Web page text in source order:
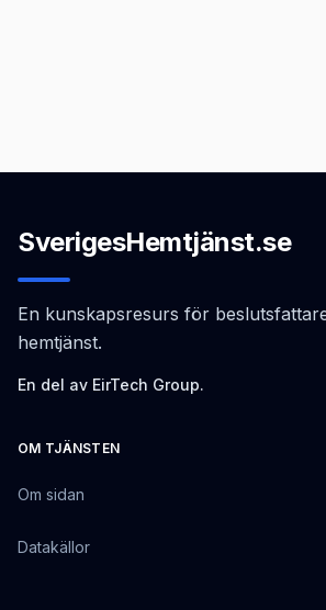
SverigesHemtjänst.se
En kunskapsresurs för
hemtjänst.
En del av EirTech Group.
OM TJÄNSTEN
Om sidan
Datakällor